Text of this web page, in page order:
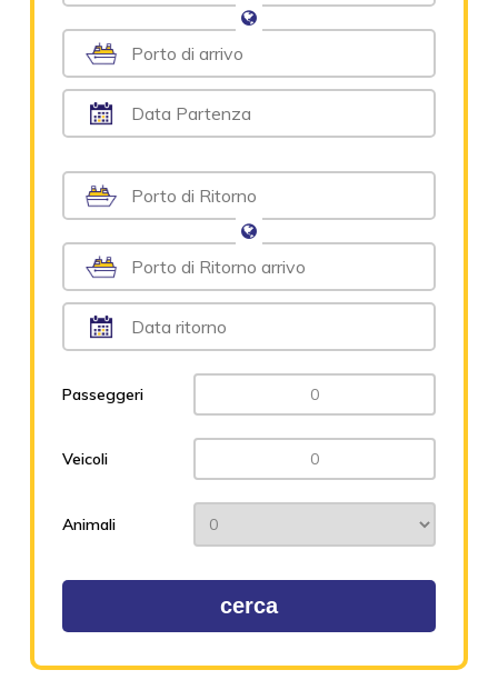
Passeggeri
Veicoli
Animali
cerca